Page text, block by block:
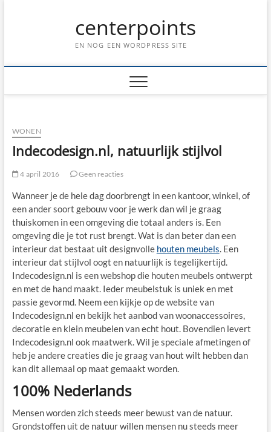
centerpoints
EN NOG EEN WORDPRESS SITE
WONEN
Indecodesign.nl, natuurlijk stijlvol
4 april 2016 Geen reacties
Wanneer je de hele dag doorbrengt in een kantoor, winkel, of
een ander soort gebouw voor je werk dan wil je graag
thuiskomen in een omgeving die totaal anders is. Een
omgeving die je tot rust brengt. Wat is dan beter dan een
interieur dat bestaat uit designvolle houten meubels. Een
interieur dat stijlvol oogt en natuurlijk is tegelijkertijd.
Indecodesign.nl is een webshop die houten meubels ontwerpt
en met de hand maakt. Ieder meubelstuk is uniek en met
passie gevormd. Neem een kijkje op de website van
Indecodesign.nl en bekijk het aanbod van woonaccessoires,
decoratie en klein meubelen van echt hout. Bovendien levert
Indecodesign.nl ook maatwerk. Wil je speciale afmetingen of
heb je andere creaties die je graag van hout wilt hebben dan
kan dit allemaal op maat gemaakt worden.
100% Nederlands
Mensen worden zich steeds meer bewust van de natuur.
Grondstoffen uit de natuur willen mensen nu steeds meer